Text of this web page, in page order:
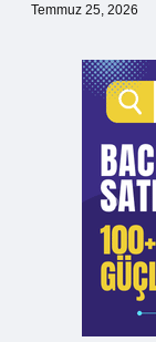
Temmuz 25, 2026